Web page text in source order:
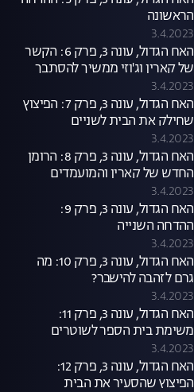
הראשונה
3.4.2023
האח הגדול, עונה 3, פרק 6: הקשר
של קארין וג'וזי ממשיך להסתבך
3.4.2023
האח הגדול, עונה 3, פרק 7: הפיצוץ
שחילק את הבית לשניים
3.4.2023
האח הגדול, עונה 3, פרק 8: הרומן
החדש של קארין והמועמדים
להדחה
3.4.2023
האח הגדול, עונה 3, פרק 9:
ההדחה השנייה
3.4.2023
האח הגדול, עונה 3, פרק 10: מה
גרם לזהבה להישבר?
3.4.2023
האח הגדול, עונה 3, פרק 11:
משימת בית הספר לשוטרים
3.4.2023
האח הגדול, עונה 3, פרק 12:
הפיצוץ שהסעיר את הבית